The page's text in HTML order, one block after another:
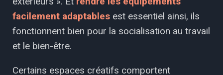
facilement adaptables est essentiel ainsi, ils
fonctionnent bien pour la socialisation au travail
et le bien-être.
Certains espaces créatifs comportent